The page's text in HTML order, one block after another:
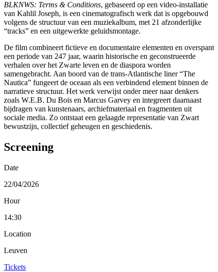
BLKNWS: Terms & Conditions, gebaseerd op een video-installatie
van Kahlil Joseph, is een cinematografisch werk dat is opgebouwd
volgens de structuur van een muziekalbum, met 21 afzonderlijke
“tracks” en een uitgewerkte geluidsmontage.
De film combineert fictieve en documentaire elementen en overspant
een periode van 247 jaar, waarin historische en geconstrueerde
verhalen over het Zwarte leven en de diaspora worden
samengebracht. Aan boord van de trans-Atlantische liner “The
Nautica” fungeert de oceaan als een verbindend element binnen de
narratieve structuur. Het werk verwijst onder meer naar denkers
zoals W.E.B. Du Bois en Marcus Garvey en integreert daarnaast
bijdragen van kunstenaars, archiefmateriaal en fragmenten uit
sociale media. Zo ontstaat een gelaagde representatie van Zwart
bewustzijn, collectief geheugen en geschiedenis.
Screening
Date
22/04/2026
Hour
14:30
Location
Leuven
Tickets